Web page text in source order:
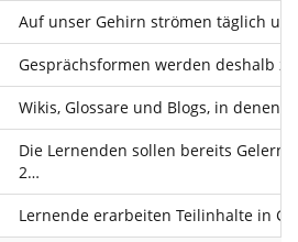
Auf unser Gehirn strömen täglich
Gesprächsformen werden deshalb
Wikis, Glossare und Blogs, in denen
Die Lernenden sollen bereits
2…
Lernende erarbeiten Teilinhalte in